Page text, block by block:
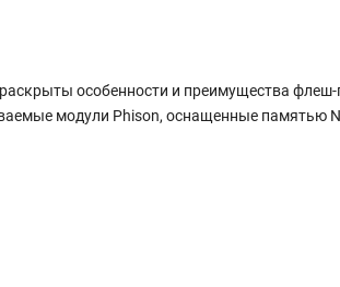
особенности и преимущества
модули Phison, оснащенные памятью